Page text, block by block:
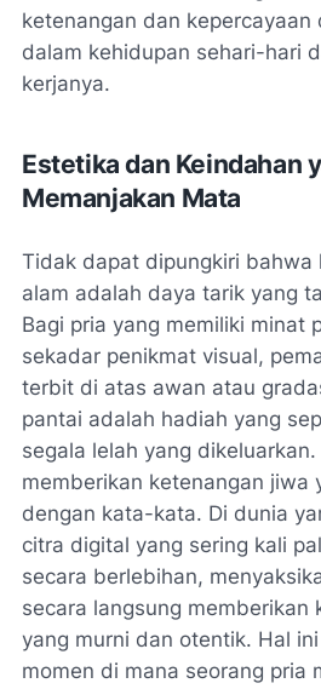
ketenangan dan kepercayaan
dalam kehidupan sehari-hari
kerjanya.
Estetika dan Keindahan
Memanjakan Mata
Tidak dapat dipungkiri bahwa
alam adalah daya tarik yang
Bagi pria yang memiliki minat
sekadar penikmat visual,
terbit di atas awan atau
pantai adalah hadiah yang
segala lelah yang
memberikan ketenangan jiwa
dengan kata-kata. Di dunia
citra digital yang sering kali
secara berlebihan,
secara langsung memberikan
yang murni dan otentik. Hal
momen di mana seorang pria